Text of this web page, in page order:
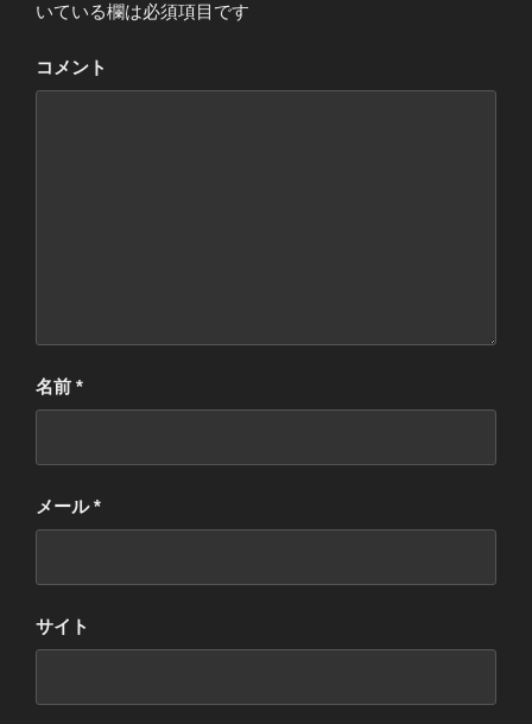
いている欄は必須項目です
コメント
名前 *
メール*
サイト